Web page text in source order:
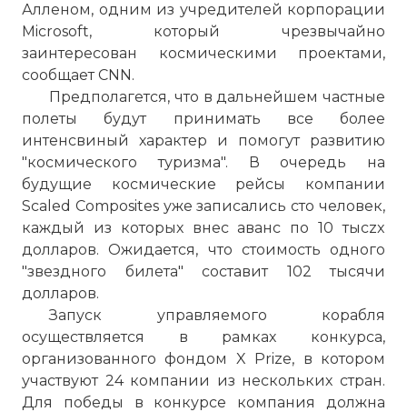
Алленом, одним из учредителей корпорации
Microsoft, который чрезвычайно
заинтересован космическими проектами,
сообщает CNN.
Предполагется, что в дальнейшем частные
полеты будут принимать все более
интенсвиный характер и помогут развитию
"космического туризма". В очередь на
будущие космические рейсы компании
Scaled Composites уже записались сто человек,
каждый из которых внес аванс по 10 тысzx
долларов. Ожидается, что стоимость одного
"звездного билета" составит 102 тысячи
долларов.
Запуск управляемого корабля
осуществляется в рамках конкурса,
организованного фондом X Prize, в котором
участвуют 24 компании из нескольких стран.
Для победы в конкурсе компания должна